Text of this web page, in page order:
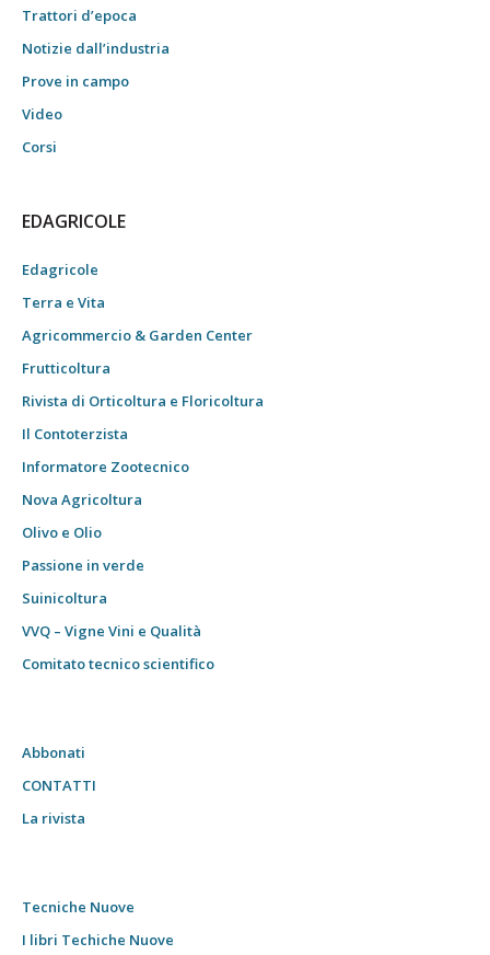
Trattori d’epoca
Notizie dall’industria
Prove in campo
Video
Corsi
EDAGRICOLE
Edagricole
Terra e Vita
Agricommercio & Garden Center
Frutticoltura
Rivista di Orticoltura e Floricoltura
Il Contoterzista
Informatore Zootecnico
Nova Agricoltura
Olivo e Olio
Passione in verde
Suinicoltura
VVQ – Vigne Vini e Qualità
Comitato tecnico scientifico
Abbonati
CONTATTI
La rivista
Tecniche Nuove
I libri Techiche Nuove